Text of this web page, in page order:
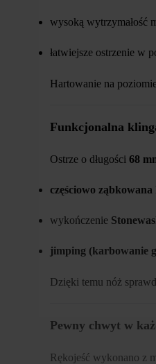
wysoką wytrzymałość
łatwiejsze ostrzenie w
Hartowanie na
Funkcjonalna
Ostrze o długości 68
częściowo
wykończenie
jimping (karbowanie
Dzięki temu nóż
Pewny chwyt w
Rękojeść wykonano z